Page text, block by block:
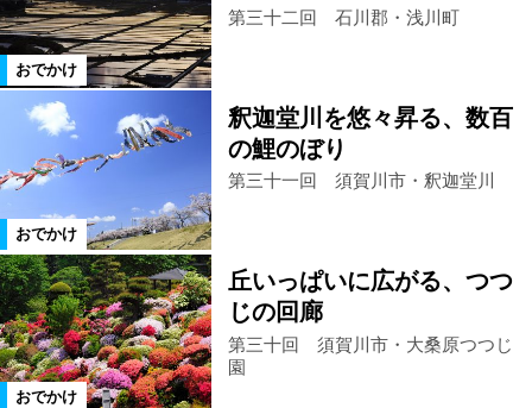
おでかけ
第三十二回 石川郡・浅川町
おでかけ
釈迦堂川を悠々昇る、数百
の鯉のぼり
第三十一回 須賀川市・釈迦堂川
おでかけ
丘いっぱいに広がる、つつ
じの回廊
第三十回 須賀川市・大桑原つつじ
園